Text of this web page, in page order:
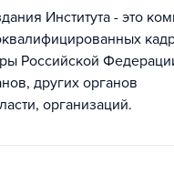
Института - это
Российской
других органов
организаций.